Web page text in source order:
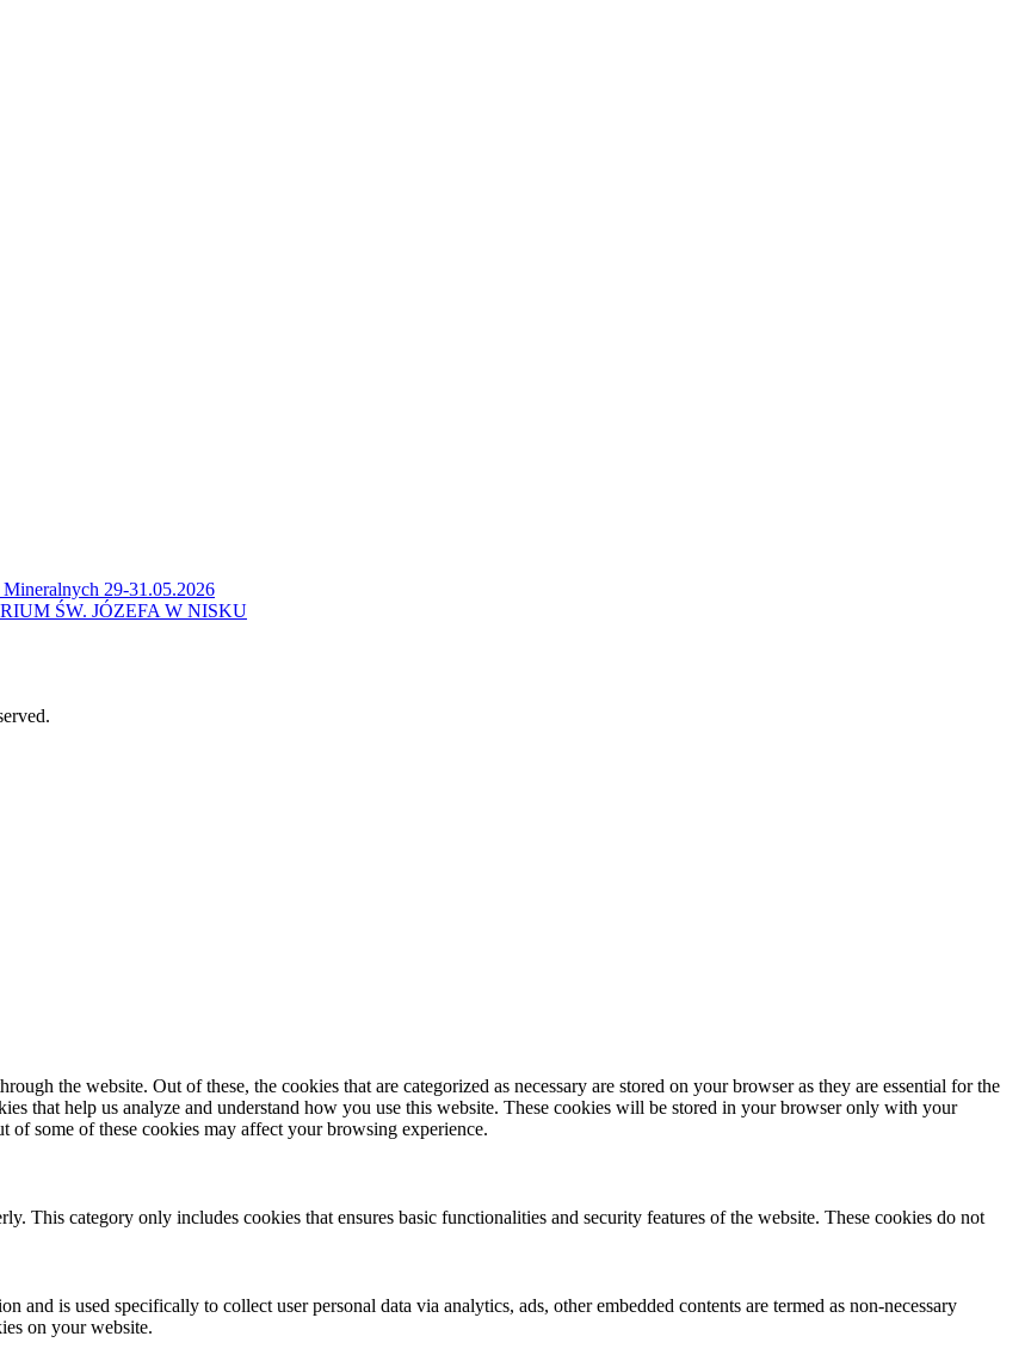
29-31.05.2026
ŚW. JÓZEFA W NISKU
the website. Out of these, the cookies that are categorized as necessary are stored on your browser as they are essential for the
that help us analyze and understand how you use this website. These cookies will be stored in your browser only with your
some of these cookies may affect your browsing experience.
This category only includes cookies that ensures basic functionalities and security features of the website. These cookies do not
is used specifically to collect user personal data via analytics, ads, other embedded contents are termed as non-necessary
on your website.